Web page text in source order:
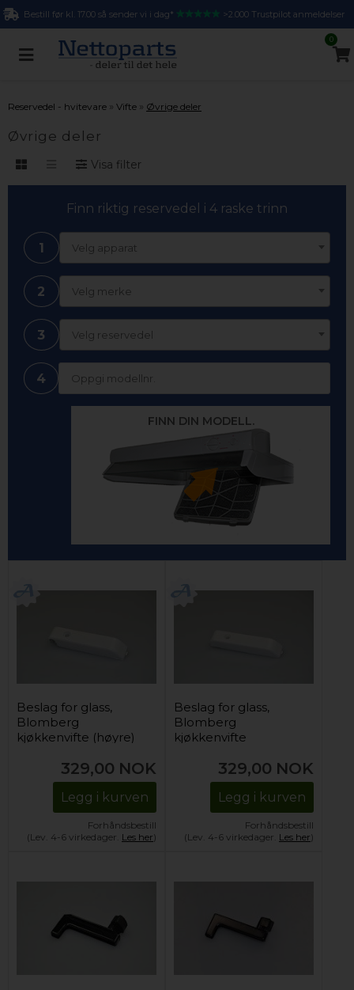
Bestill før kl. 17.00 så sender vi i dag* >2.000 Trustpilot anmeldelser
0
Reservedel - hvitevare » Vifte » Øvrige deler
Øvrige deler
Visa filter
Finn riktig reservedel i 4 raske trinn
1 Velg apparat
2 Velg merke
3 Velg reservedel
4
FINN DIN MODELL.
Beslag for glass,
Blomberg
kjøkkenvifte (høyre)
329,00 NOK
Legg i kurven
Forhåndsbestill
(Lev. 4-6 virkedager. Les her)
Beslag for glass,
Blomberg
kjøkkenvifte
329,00 NOK
Legg i kurven
Forhåndsbestill
(Lev. 4-6 virkedager. Les her)